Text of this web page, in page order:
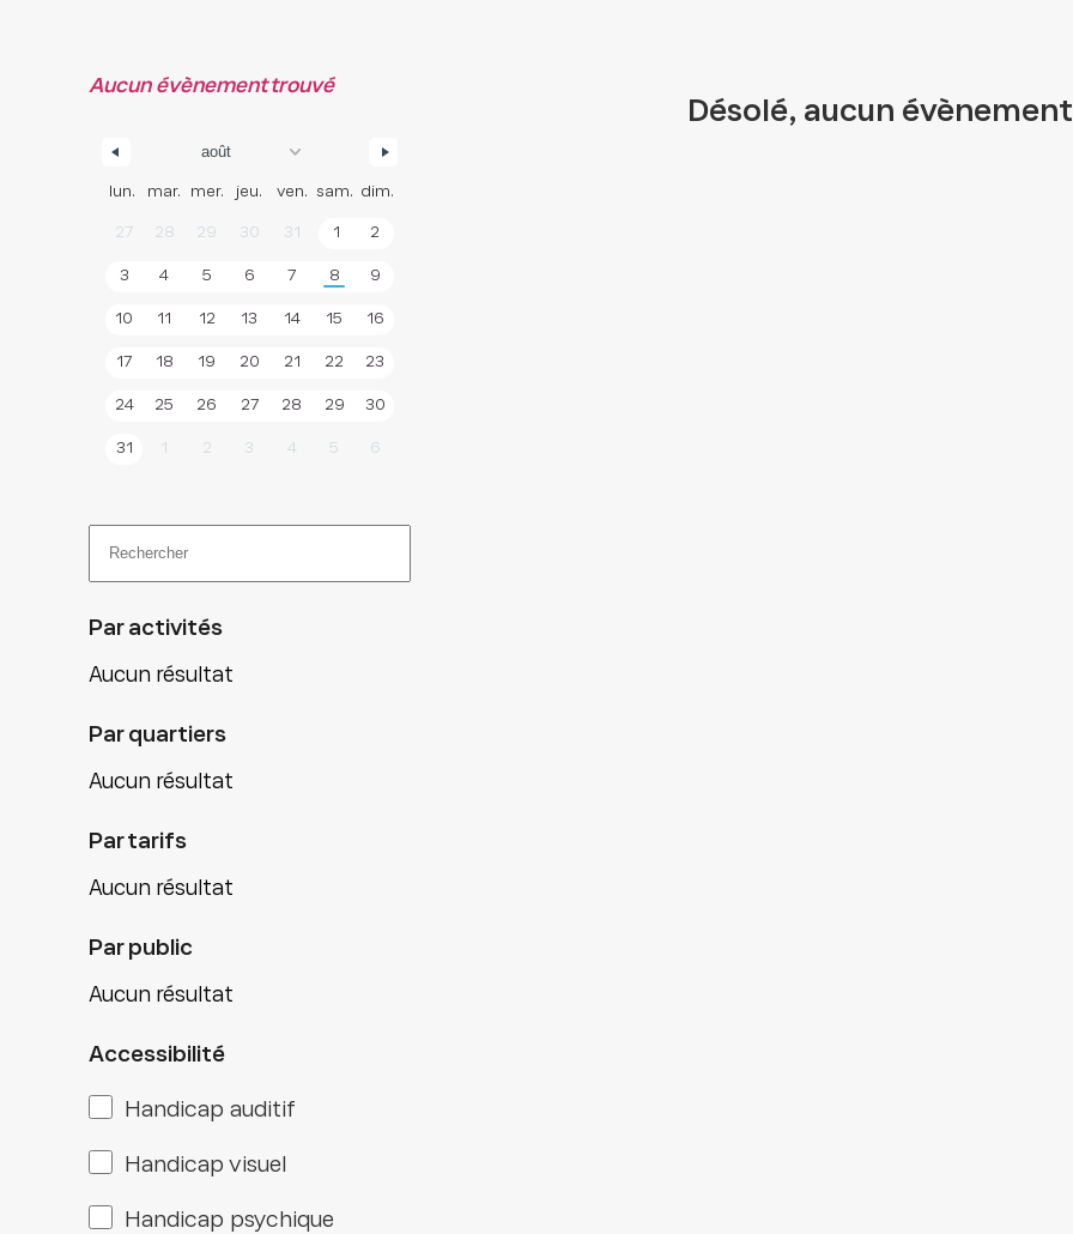
Aucun évènement trouvé
lun. mar. mer. jeu. ven. sam. dim.
27 28 29 30 31 1 2
3 4 5 6 7 8 9
10 11 12 13 14 15 16
17 18 19 20 21 22 23
24 25 26 27 28 29 30
31 1 2 3 4 5 6
Par activités
Aucun résultat
Par quartiers
Aucun résultat
Par tarifs
Aucun résultat
Par public
Aucun résultat
Accessibilité
Handicap auditif
Handicap visuel
Handicap psychique
Désolé, aucun